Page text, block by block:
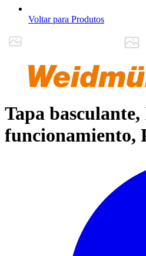
Voltar para Produtos
Tapa basculante,
funcionamiento,